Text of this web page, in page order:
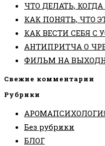
ЧТО ДЕЛАТЬ,
КАК ПОНЯТЬ, ЧТО
КАК ВЕСТИ СЕБЯ
АНТИПРИТЧА О
ФИЛЬМ НА
Свежие комментарии
Рубрики
Без рубрики
БЛОГ